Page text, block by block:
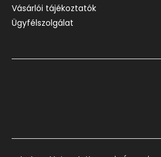
Vásárlói tájékoztatók
Ügyfélszolgálat